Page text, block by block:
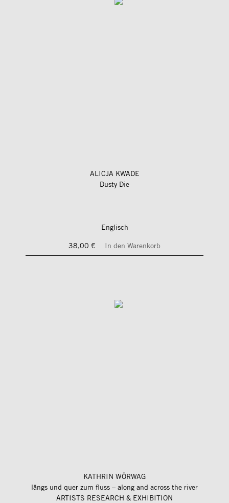
ALICJA KWADE
Dusty Die
Englisch
38,00 €
In den Warenkorb
KATHRIN WÖRWAG
längs und quer zum fluss – along and across the river
ARTISTS RESEARCH & EXHIBITION